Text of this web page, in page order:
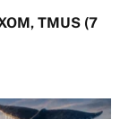
TMUS (7